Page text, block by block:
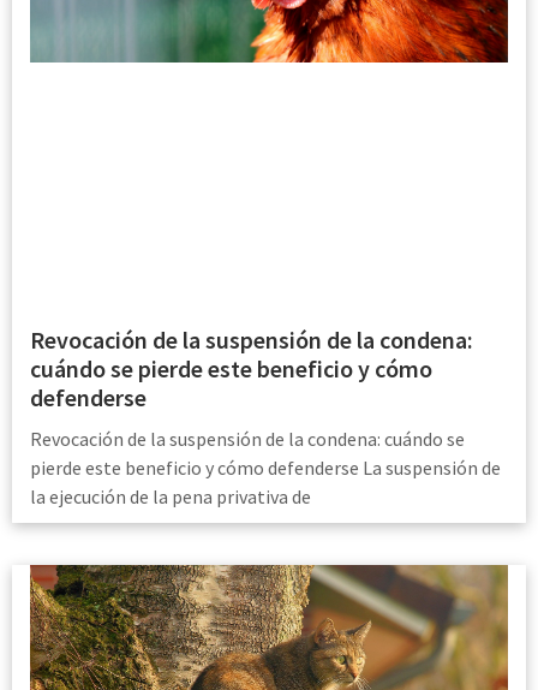
Revocación de la suspensión de la condena:
cuándo se pierde este beneficio y cómo
defenderse
Revocación de la suspensión de la condena: cuándo se
pierde este beneficio y cómo defenderse La suspensión de
la ejecución de la pena privativa de